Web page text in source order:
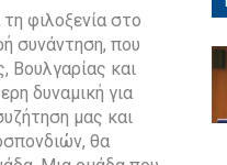
φιλοξενία στο
συνάντηση, που
Βουλγαρίας και
δυναμική για
μας και
θα